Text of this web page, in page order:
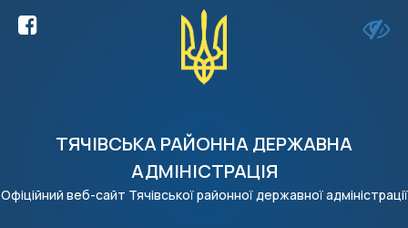
ТЯЧІВСЬКА РАЙОННА ДЕРЖАВНА
АДМІНІСТРАЦІЯ
Офіційний веб-сайт Тячівської районної державної адміністрації